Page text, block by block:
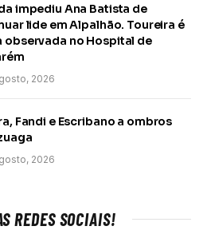
impediu Ana Batista de
lide em Alpalhão. Toureira é
observada no Hospital de
2026
Fandi e Escribano a ombros
2026
REDES SOCIAIS!